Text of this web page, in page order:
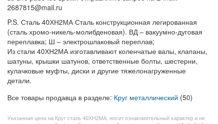
2687815@mail.ru
P.S. Сталь 40ХН2МА Сталь конструкционная легированная
(сталь хромо-никель-молибденовая). ВД – вакуумно-дуговая
переплавка; Ш – электрошлаковый переплав;
Из стали 40ХН2МА изготавливают коленчатые валы, клапаны,
шатуны, крышки шатунов, ответственные болты, шестерни,
кулачковые муфты, диски и другие тяжелонагруженные
детали.
Все товары продавца в разделе: Круг металлический (50)
Указанная цена на Круг сталь 40ХН2МА, носит ознакомительный характер и не